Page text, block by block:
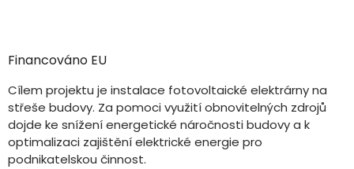
Financováno EU
Cílem projektu je instalace fotovoltaické elektrárny na
střeše budovy. Za pomoci využití obnovitelných zdrojů
dojde ke snížení energetické náročnosti budovy a k
optimalizaci zajištění elektrické energie pro
podnikatelskou činnost.